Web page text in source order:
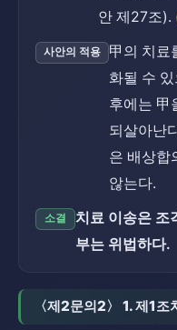
안 제27조).
사안의 적용
甲의 치료
화될 수
후에는 甲
되살아난
은 배상합
않는다.
소결
치료 이송은 조
부는 위법하다.
〈제2문의2〉 1. 제1